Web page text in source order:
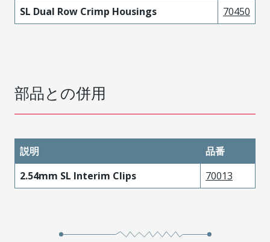
SL Dual Row Crimp Housings 70450
部品との併用
説明
品番
2.54mm SL Interim Clips
70013